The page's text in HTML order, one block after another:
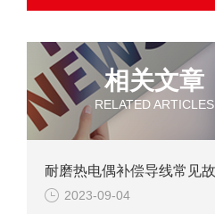
相关文章
RELATED ARTICLES
2023-09-04